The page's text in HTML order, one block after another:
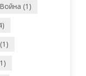
Война (1)